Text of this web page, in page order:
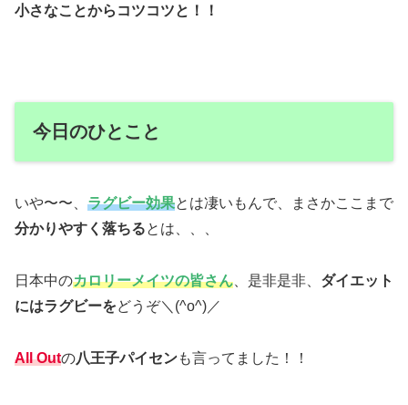
小さなことからコツコツと！！
今日のひとこと
いや〜〜、 ラグビー効果とは凄いもんで、まさかここまで
分かりやすく落ちるとは、、、
日本中のカロリーメイツの皆さん 、是非是非、 ダイエット
にはラグビーをどうぞ＼(^o^)／
All Outの八王子パイセンも言ってました！！